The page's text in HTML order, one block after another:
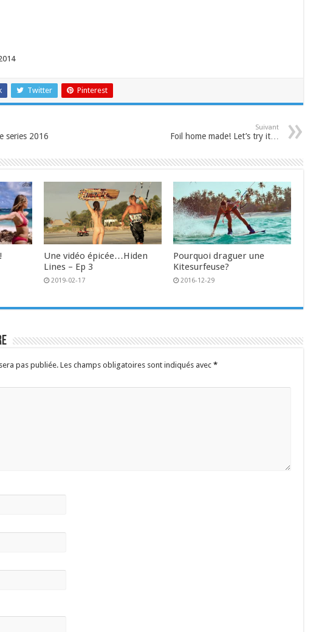
Twitter Pinterest
series 2016
Suivant
Foil home made! Let’s try it…
Une vidéo épicée…Hiden
Lines – Ep 3
2019-02-17
Pourquoi draguer une
Kitesurfeuse?
2016-12-29
pas publiée. Les champs obligatoires sont indiqués avec *